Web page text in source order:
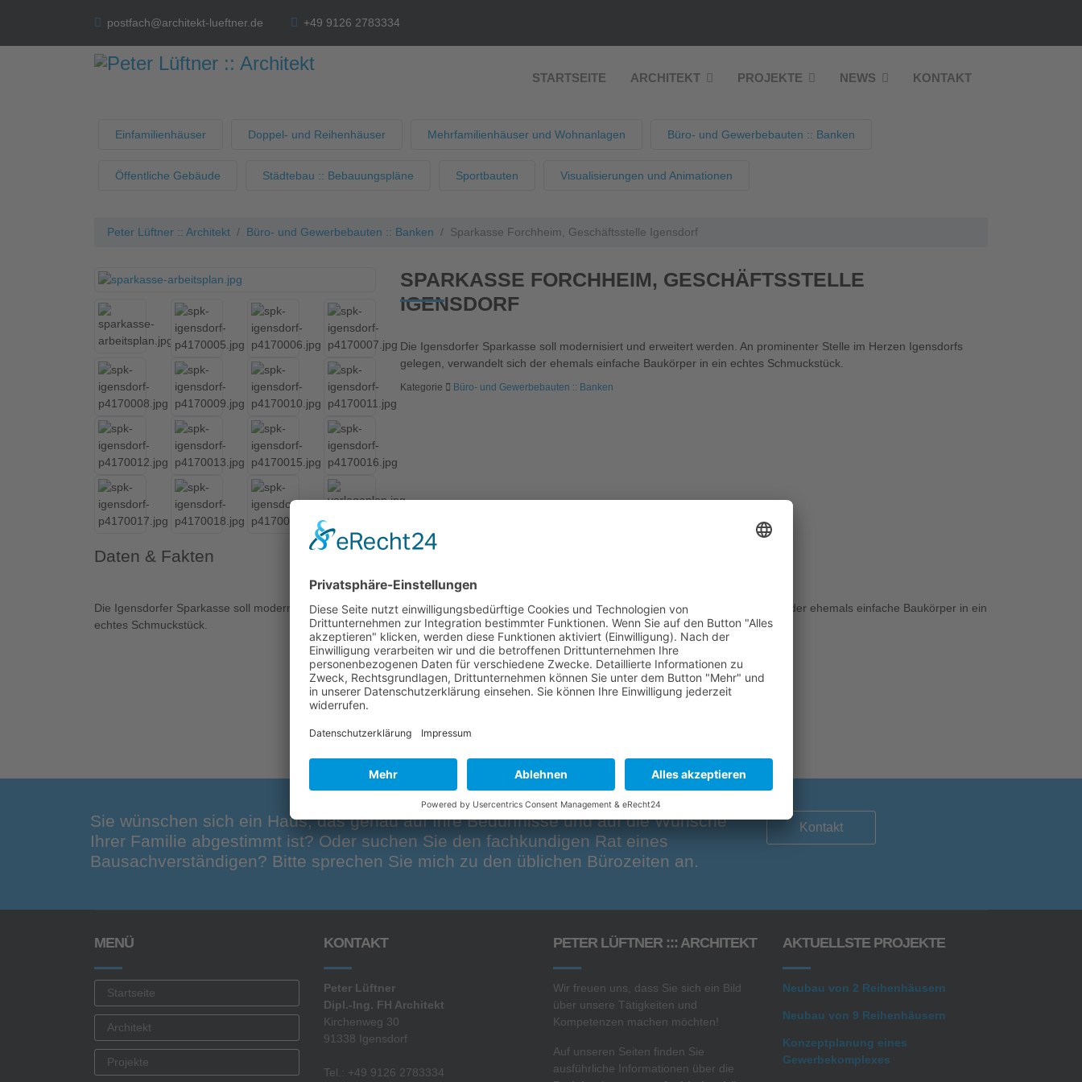
postfach@architekt-lueftner.de +49 9126 2783334
STARTSEITE ARCHITEKT PROJEKTE NEWS KONTAKT
Einfamilienhäuser Doppel- und Reihenhäuser Mehrfamilienhäuser und Wohnanlagen Büro- und Gewerbebauten :: Banken
Öffentliche Gebäude Städtebau :: Bebauungspläne Sportbauten Visualisierungen und Animationen
Peter Lüftner :: Architekt Büro- und Gewerbebauten :: Banken Sparkasse Forchheim, Geschäftsstelle Igensdorf
SPARKASSE FORCHHEIM, GESCHÄFTSSTELLE
IGENSDORF
Die Igensdorfer Sparkasse soll modernisiert und erweitert werden. An prominenter Stelle im Herzen Igensdorfs
gelegen, verwandelt sich der ehemals einfache Baukörper in ein echtes Schmuckstück.
Kategorie Büro- und Gewerbebauten :: Banken
Daten & Fakten
Die Igensdorfer Sparkasse soll modernisiert und erweitert werden. An prominenter Stelle im Herzen Igensdorfs gelegen, verwandelt sich der ehemals einfache Baukörper in ein
echtes Schmuckstück.
Sie wünschen sich ein Haus, das genau auf Ihre Bedürfnisse und auf die Wünsche
Ihrer Familie abgestimmt ist? Oder suchen Sie den fachkundigen Rat eines
Bausachverständigen? Bitte sprechen Sie mich zu den üblichen Bürozeiten an.
Kontakt
MENÜ
Startseite
Architekt
Projekte
KONTAKT
Peter Lüftner
Dipl.-Ing. FH Architekt
Kirchenweg 30
91338 Igensdorf
Tel.: +49 9126 2783334
PETER LÜFTNER ::: ARCHITEKT
Wir freuen uns, dass Sie sich ein Bild
über unsere Tätigkeiten und
Kompetenzen machen möchten!
Auf unseren Seiten finden Sie
ausführliche Informationen über die
AKTUELLSTE PROJEKTE
Neubau von 2 Reihenhäusern
Neubau von 9 Reihenhäusern
Konzeptplanung eines
Gewerbekomplexes